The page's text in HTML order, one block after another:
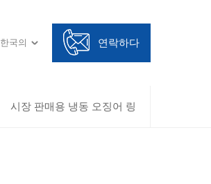
한국의 연락하다
시장 판매용 냉동 오징어 링